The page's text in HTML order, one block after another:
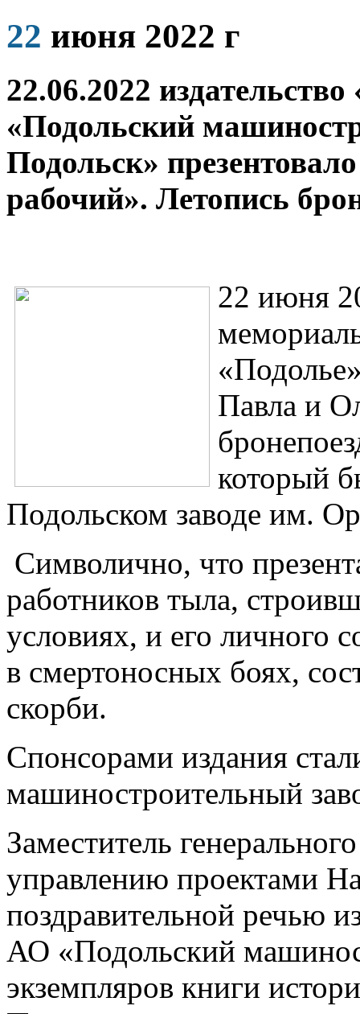
22 июня 2022 г
22.06.2022
«Подольский
Подольск»
рабочий». Летопись
22 июня
Павла и
который
Подольском заводе им.
Символично, что
работников тыла,
условиях, и его личного
в смертоносных боях,
скорби.
Спонсорами издания
машиностроительный
Заместитель
управлению проектами
поздравительной речью
АО «Подольский
экземпляров книги